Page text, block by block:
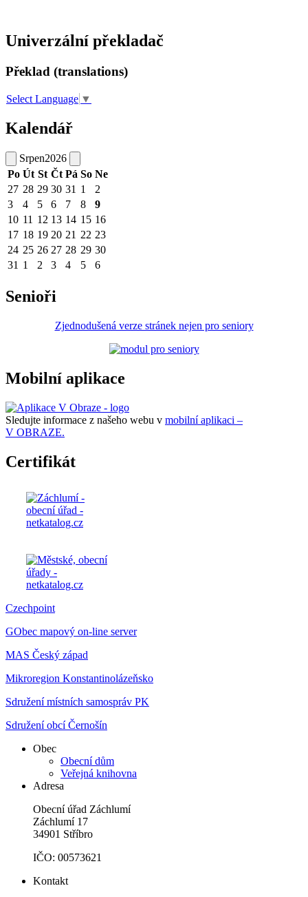
Univerzální překladač
Překlad (translations)
Select Language ▼
Kalendář
Srpen2026
Po Út St Čt Pá So Ne
27 28 29 30 31 1
2
3
4 5 6 7 8
9
10 11 12 13 14 15 16
17 18 19 20 21 22 23
24 25 26 27 28 29 30
31 1 2 3 4 5 6
Senioři
Zjednodušená verze stránek nejen pro seniory
Mobilní aplikace
Sledujte informace z našeho webu v mobilní aplikaci –
V OBRAZE.
Certifikát
Czechpoint
GObec mapový on-line server
MAS Český západ
Mikroregion Konstantinolázeňsko
Sdružení místních samospráv PK
Sdružení obcí Černošín
Obec
Obecní dům
Veřejná knihovna
Adresa
Obecní úřad Záchlumí
Záchlumí 17
34901 Stříbro
IČO: 00573621
Kontakt